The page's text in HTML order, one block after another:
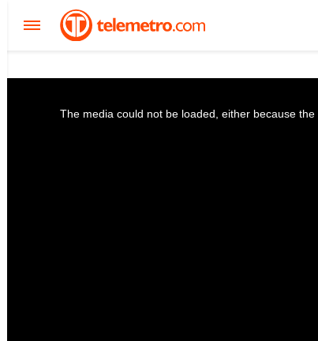
The media could not be loaded, either because